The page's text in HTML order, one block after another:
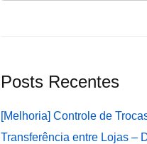
Posts Recentes
[Melhoria] Controle de
Transferência entre Lojas –